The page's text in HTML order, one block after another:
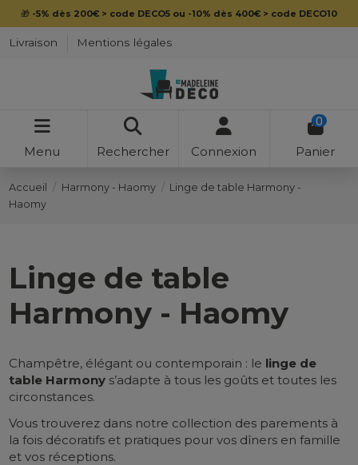
🎁 -5% dès 200€ > code DECO5 ou -10% dès 400€ > code DECO10
Livraison Mentions légales
Menu Rechercher Connexion
0
Panier
Accueil Harmony - Haomy
Linge de table Harmony -
Haomy
Linge de table
Harmony - Haomy
Champêtre, élégant ou contemporain : le linge de
table Harmony s’adapte à tous les goûts et toutes les
circonstances.
Vous trouverez dans notre collection des parements à
la fois décoratifs et pratiques pour vos dîners en famille
et vos réceptions.